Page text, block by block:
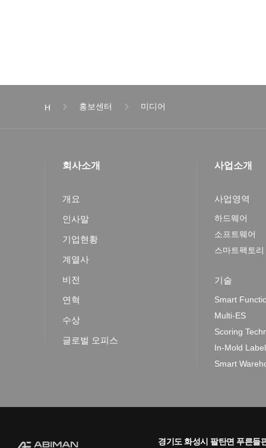
H 홍보센터 미디어
회사소개
개요
인사말
기업현황
계열사
비전
연혁
수상
글로벌 오피스
사업소개
사업영역
하드웨어
소프트웨어
스마트팩토리
기술
Smart
Multi-ES
Scoring
In-Mold
Smart
경기도 화성시 팔탄면 푸른들